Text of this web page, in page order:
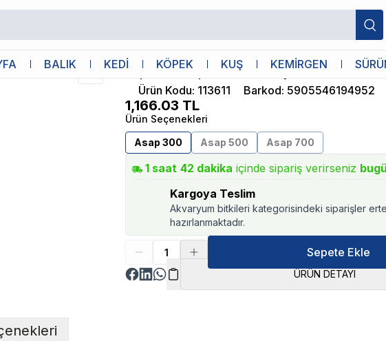
BALIK KEDİ KÖPEK KUŞ KEMİRGEN
Aquael
Aquael Asap Filter 300 İç Filtre
Ürün Kodu: 113611 Barkod: 5905546194952
1,166.03 TL
Ürün Seçenekleri
Asap 300
Asap 500 Asap 700
1 saat 42 dakika içinde sipariş verirseniz
Kargoya Teslim
Akvaryum bitkileri kategorisindeki siparişler
hazırlanmaktadır.
Sepete Ekle
ÜRÜN DETAYI